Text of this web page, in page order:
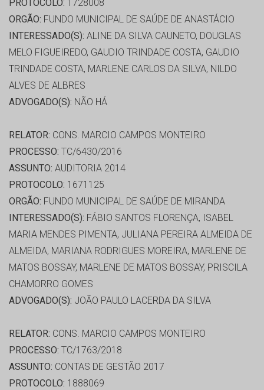
PROTOCOLO: 1728008
ORGÃO: FUNDO MUNICIPAL DE SAÚDE DE ANASTÁCIO
INTERESSADO(S): ALINE DA SILVA CAUNETO, DOUGLAS
MELO FIGUEIREDO, GAUDIO TRINDADE COSTA, GAUDIO
TRINDADE COSTA, MARLENE CARLOS DA SILVA, NILDO
ALVES DE ALBRES
ADVOGADO(S): NÃO HÁ
RELATOR: CONS. MARCIO CAMPOS MONTEIRO
PROCESSO: TC/6430/2016
ASSUNTO: AUDITORIA 2014
PROTOCOLO: 1671125
ORGÃO: FUNDO MUNICIPAL DE SAÚDE DE MIRANDA
INTERESSADO(S): FÁBIO SANTOS FLORENÇA, ISABEL
MARIA MENDES PIMENTA, JULIANA PEREIRA ALMEIDA DE
ALMEIDA, MARIANA RODRIGUES MOREIRA, MARLENE DE
MATOS BOSSAY, MARLENE DE MATOS BOSSAY, PRISCILA
CHAMORRO GOMES
ADVOGADO(S): JOÃO PAULO LACERDA DA SILVA
RELATOR: CONS. MARCIO CAMPOS MONTEIRO
PROCESSO: TC/1763/2018
ASSUNTO: CONTAS DE GESTÃO 2017
PROTOCOLO: 1888069